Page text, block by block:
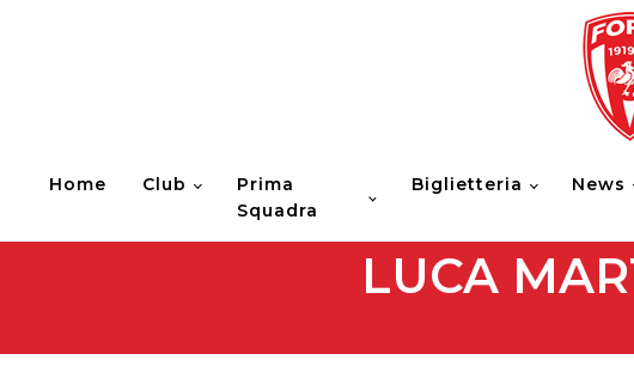
Home Club
Prima
Squadra
Biglietteria News
LUCA